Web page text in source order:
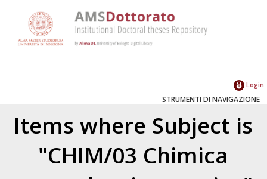
Login
STRUMENTI DI NAVIGAZIONE
Items where Subject is
"CHIM/03 Chimica